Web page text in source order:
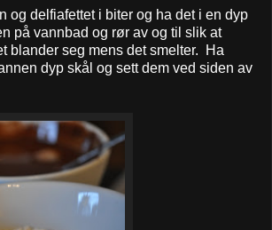
og delfiafettet i biter og ha det i en dyp
på vannbad og rør av og til slik at
blander seg mens det smelter. Ha
dyp skål og sett dem ved siden av